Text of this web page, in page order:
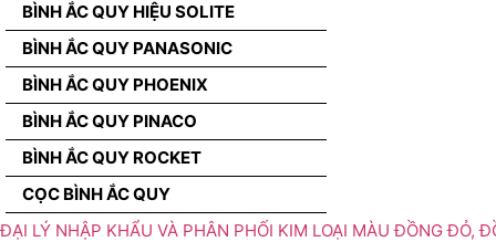
BÌNH ẮC QUY HIỆU SOLITE
BÌNH ẮC QUY PANASONIC
BÌNH ẮC QUY PHOENIX
BÌNH ẮC QUY PINACO
BÌNH ẮC QUY ROCKET
CỌC BÌNH ẮC QUY
ĐẠI LÝ NHẬP KHẨU VÀ PHÂN PHỐI KIM LOẠI MÀU ĐỒNG ĐỎ,